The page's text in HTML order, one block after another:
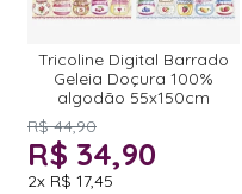
Tricoline Digital Barrado
Geleia Doçura 100%
algodão 55x150cm
R$ 44,90
R$ 34,90
2x R$ 17,45